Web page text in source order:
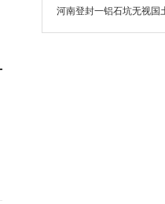
河南登封一铝石坑无视国